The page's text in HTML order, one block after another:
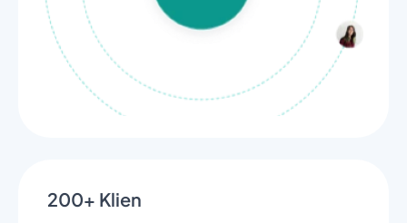
200+ Klien